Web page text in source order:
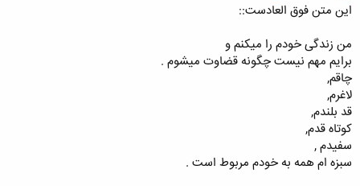
ه
:
اين متن فوق العادست::
من زندگی خودم را میکنم و
برایم مهم نیست چگونه قضاوت میشوم .
چاقم,
لاغرم,
قد بلندم,
کوتاه قدم,
سفیدم ,
سبزه ام همه به خودم مربوط است .